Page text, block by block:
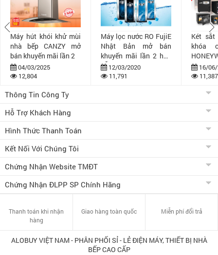
Máy hút khói khử mùi
nhà bếp CANZY mở
bán khuyến mãi lần 2
04/03/2025
12,804
Máy lọc nước RO FujiE
Nhật Bản mở bán
khuyến mãi lần 2 hấp
dẫn12/03/2020
11,791
Két sắt
khóa
bán16/
11,387
Thông Tin Công Ty
Hỗ Trợ Khách Hàng
Hình Thức Thanh Toán
Kết Nối Với Chúng Tôi
Chứng Nhận Website TMĐT
Chứng Nhận ĐLPP SP Chính Hãng
Thanh toán khi nhận
hàng
Giao hàng toàn quốc Miễn phí đổi trả
ALOBUY VIỆT NAM - PHÂN PHỐI SỈ - LẺ ĐIỆN MÁY, THIẾT BỊ NHÀ
BẾP CAO CẤP